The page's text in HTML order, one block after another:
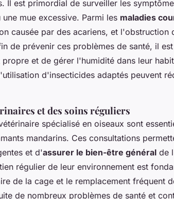
Il est primordial de surveiller les
mue excessive. Parmi les maladies
causée par des acariens, et l'obstruction
de prévenir ces problèmes de santé, il
et de gérer l'humidité dans leur
d'insecticides adaptés peuvent
et des soins réguliers
spécialisé en oiseaux sont
mandarins. Ces consultations
et d'assurer le bien-être général de
régulier de leur environnement est
de la cage et le remplacement fréquent
de nombreux problèmes de santé et